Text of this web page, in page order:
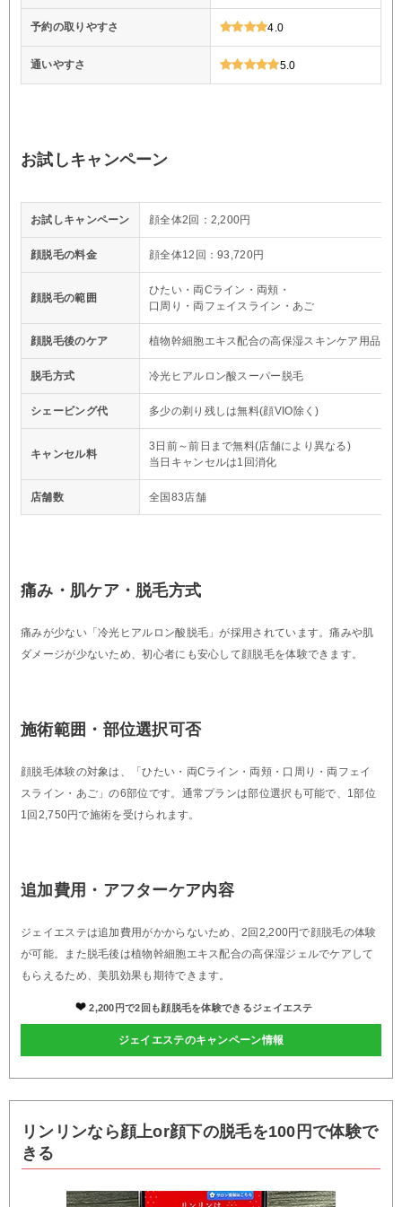
予約の取りやすさ 4.0
通いやすさ 5.0
お試しキャンペーン
お試しキャンペーン 顔全体2回：2,200円
顔脱毛の料金 顔全体12回：93,720円
顔脱毛の範囲
ひたい・両Cライン・両頬・
口周り・両フェイスライン・あご
顔脱毛後のケア 植物幹細胞エキス配合の高保湿スキンケア用品で
脱毛方式 冷光ヒアルロン酸スーパー脱毛
シェービング代 多少の剃り残しは無料(顔VIO除く)
キャンセル料
3日前～前日まで無料(店舗により異なる)
当日キャンセルは1回消化
店舗数 全国83店舗
痛み・肌ケア・脱毛方式
痛みが少ない「冷光ヒアルロン酸脱毛」が採用されています。痛みや肌
ダメージが少ないため、初心者にも安心して顔脱毛を体験できます。
施術範囲・部位選択可否
顔脱毛体験の対象は、「ひたい・両Cライン・両頬・口周り・両フェイ
スライン・あご」の6部位です。通常プランは部位選択も可能で、1部位
1回2,750円で施術を受けられます。
追加費用・アフターケア内容
ジェイエステは追加費用がかからないため、2回2,200円で顔脱毛の体験
が可能。また脱毛後は植物幹細胞エキス配合の高保湿ジェルでケアして
もらえるため、美肌効果も期待できます。
2,200円で2回も顔脱毛を体験できるジェイエステ
ジェイエステのキャンペーン情報
リンリンなら顔上or顔下の脱毛を100円で体験で
きる